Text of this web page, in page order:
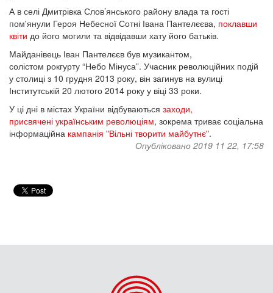
А в селі Дмитрівка Слов’янського району влада та гості
пом'янули Героя Небесної Сотні Івана Пантелєєва, поклавши
квіти до його могили та відвідавши хату його батьків.
Майданівець Іван Пантелєєв був музикантом,
солістом рокгурту “Небо Мінуса”. Учасник революційних подій
у столиці з 10 грудня 2013 року, він загинув на вулиці
Інститутській 20 лютого 2014 року у віці 33 роки.
У ці дні в містах України відбуваються заходи,
присвячені українським революціям, зокрема триває соціальна
інформаційна кампанія "Вільні творити майбутнє".
Опубліковано 2019 11 22, 17:58